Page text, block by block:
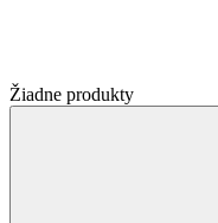
Žiadne produkty